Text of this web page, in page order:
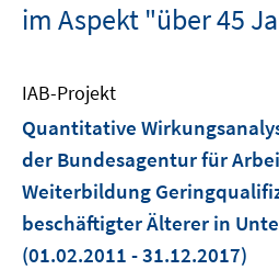
im Aspekt "über 45
IAB-Projekt
Quantitative
der Bundesagentur für
Weiterbildung
beschäftigter Älterer in
(01.02.2011 - 31.12.2017)